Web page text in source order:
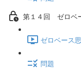
第１４回 ゼロベ
ゼロベース
問題